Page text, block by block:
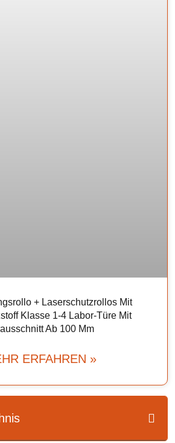
+ Laserschutzrollos Mit
Klasse 1-4 Labor-Türe Mit
Ab 100 Mm
ERFAHREN »